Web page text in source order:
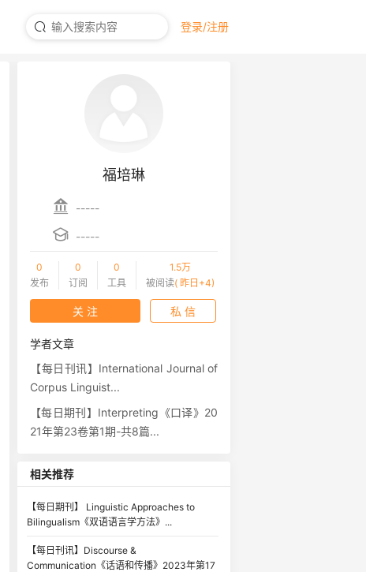
登录/注册
福培琳
-----
-----
0
发布
0
订阅
0
工具
1.5万
被阅读( 昨日+4)
关 注 私 信
学者文章
【每日刊讯】International Journal of
Corpus Linguist...
【每日期刊】Interpreting《口译》20
21年第23卷第1期-共8篇...
相关推荐
【每日期刊】 Linguistic Approaches to
Bilingualism《双语语言学方法》...
【每日刊讯】Discourse &
Communication《话语和传播》2023年第17